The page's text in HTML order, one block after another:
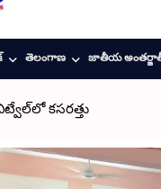
తెలంగాణ జాతీయ
కసరత్తు